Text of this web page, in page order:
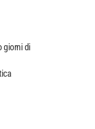
giorni di